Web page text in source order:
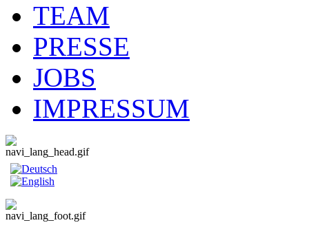
TEAM
PRESSE
JOBS
IMPRESSUM